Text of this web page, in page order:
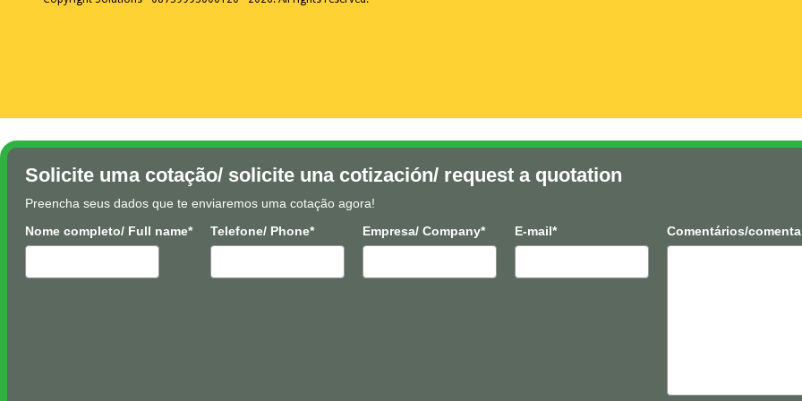
Solicite uma cotação/ solicite una cotización/ request a quotation
Preencha seus dados que te enviaremos uma cotação agora!
Nome completo/ Full name*
Telefone/ Phone* Empresa/ Company* E-mail* Comentários/